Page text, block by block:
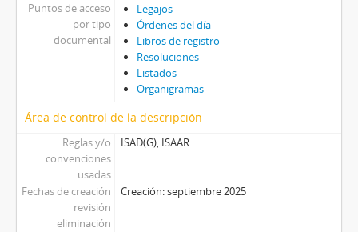
Puntos de acceso
por tipo
documental
Legajos
Órdenes del día
Libros de registro
Resoluciones
Listados
Organigramas
Área de control de la descripción
Reglas y/o
convenciones
usadas
ISAD(G), ISAAR
Fechas de creación
revisión
eliminación
Creación: septiembre 2025